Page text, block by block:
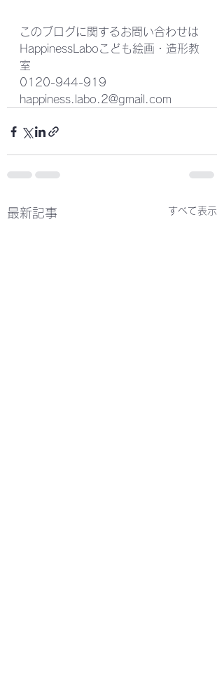
このブログに関するお問い合わせは
HappinessLaboこども絵画・造形教
室
0120-944-919
happiness.labo.2@gmail.com
最新記事 すべて表示